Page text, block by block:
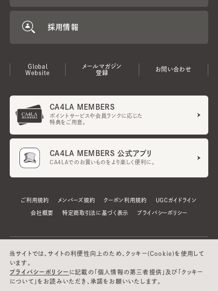
採用情報
Global
Website
メールマガジン
登録
お問い合わせ
CA4LA MEMBERS
ポイントサービスや会員ランクに応じた
特典をご用意。
CA4LA MEMBERS 公式アプリ
CA4LAでのお買いものをより楽しく便利に。
ご利用規約 メンバーズ規約 クーポン利用規約 UGCガイドライン
会社概要 特定商取引法に基づく表示 プライバシーポリシー
当サイトでは、サイトの利便性向上のため、クッキー(Cookie)を使用して
います。
プライバシーポリシー に記載の「個人情報の第三者提供」及び「クッキー
について」をお読みいただき、承諾をお願いいたします。